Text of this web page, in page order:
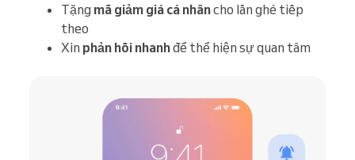
Tặng mã giảm giá cá nhâncho lần ghé tiếp
theo
Xin phản hồi nhanhđể thể hiện sự quan tâm